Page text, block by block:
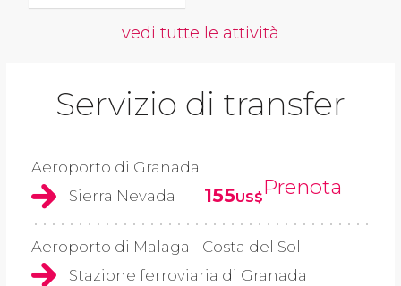
vedi tutte le attività
Servizio di transfer
Aeroporto di Granada
Sierra Nevada
155US$Prenota
Aeroporto di Malaga - Costa del Sol
Stazione ferroviaria di Granada